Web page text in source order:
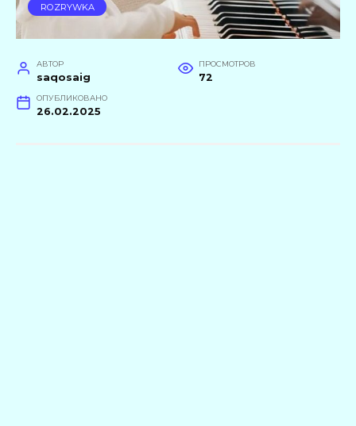
ROZRYWKA
АВТОР
saqosaig
ПРОСМОТРОВ
72
ОПУБЛИКОВАНО
26.02.2025